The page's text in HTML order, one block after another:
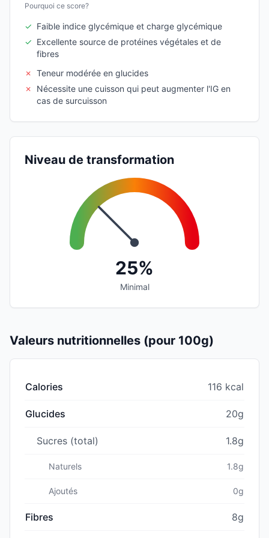
Pourquoi ce score?
✓ Faible indice glycémique et charge glycémique
✓ Excellente source de protéines végétales et de
fibres
✗ Teneur modérée en glucides
✗
Nécessite une cuisson qui peut augmenter l'IG en
cas de surcuisson
Niveau de transformation
25%
Minimal
Valeurs nutritionnelles (pour 100g)
Calories 116 kcal
Glucides 20g
Sucres (total) 1.8g
Naturels 1.8g
Ajoutés 0g
Fibres 8g